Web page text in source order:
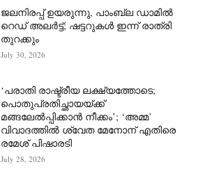
ജലനിരപ്പ് ഉയരുന്നു, പാംബ്ല ഡാമിൽ
റെഡ് അലർട്ട്; ഷട്ടറുകൾ ഇന്ന് രാത്രി
തുറക്കും
July 30, 2026
‘പരാതി രാഷ്ട്രീയ ലക്ഷ്യത്തോടെ;
പൊതുപ്രതിച്ഛായയ്ക്ക്
മങ്ങലേല്‍പ്പിക്കാന്‍ നീക്കം’; ‘അമ്മ’
വിവാദത്തില്‍ ശ്വേത മേനോന് എതിരെ
രമേശ് പിഷാരടി
July 28, 2026